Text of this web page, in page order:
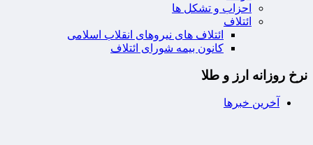
احزاب و تشکل ها
ائتلاف
ائتلاف های نیروهای انقلاب اسلامی
کانون بیمه شورای ائتلاف
نرخ روزانه ارز و طلا
آخرین خبرها